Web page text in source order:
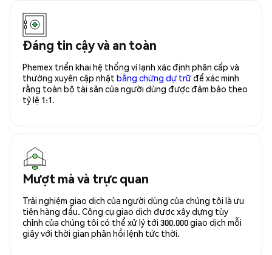
Đáng tin cậy và an toàn
Phemex triển khai hệ thống ví lạnh xác định phân cấp và
thường xuyên cập nhật bằng chứng dự trữđể xác minh
rằng toàn bộ tài sản của người dùng được đảm bảo theo
tỷ lệ 1:1.
Mượt mà và trực quan
Trải nghiệm giao dịch của người dùng của chúng tôi là ưu
tiên hàng đầu. Công cụ giao dịch được xây dựng tùy
chỉnh của chúng tôi có thể xử lý tới 300.000 giao dịch mỗi
giây với thời gian phản hồi lệnh tức thời.